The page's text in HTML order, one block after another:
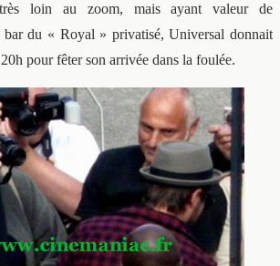
loin au zoom, mais ayant valeur de
du « Royal » privatisé, Universal donnait
pour fêter son arrivée dans la foulée.